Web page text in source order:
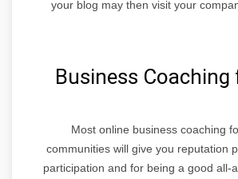
your blog may then visit your
Business
Most online business coaching
communities will give you reputation
participation and for being a good all-